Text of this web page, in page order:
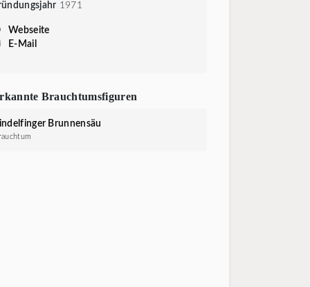
1971
Webseite
E-Mail
Brauchtumsfiguren
Brunnensäu